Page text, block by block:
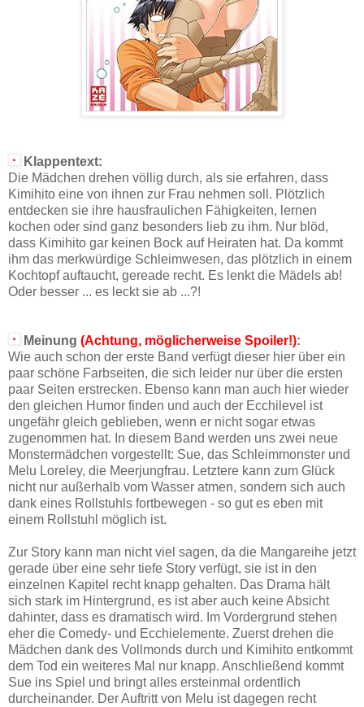
Klappentext:
Die Mädchen drehen völlig durch, als sie erfahren, dass
Kimihito eine von ihnen zur Frau nehmen soll. Plötzlich
entdecken sie ihre hausfraulichen Fähigkeiten, lernen
kochen oder sind ganz besonders lieb zu ihm. Nur blöd,
dass Kimihito gar keinen Bock auf Heiraten hat. Da kommt
ihm das merkwürdige Schleimwesen, das plötzlich in einem
Kochtopf auftaucht, gereade recht. Es lenkt die Mädels ab!
Oder besser ... es leckt sie ab ...?!
Meinung (Achtung, möglicherweise Spoiler!):
Wie auch schon der erste Band verfügt dieser hier über ein
paar schöne Farbseiten, die sich leider nur über die ersten
paar Seiten erstrecken. Ebenso kann man auch hier wieder
den gleichen Humor finden und auch der Ecchilevel ist
ungefähr gleich geblieben, wenn er nicht sogar etwas
zugenommen hat. In diesem Band werden uns zwei neue
Monstermädchen vorgestellt: Sue, das Schleimmonster und
Melu Loreley, die Meerjungfrau. Letztere kann zum Glück
nicht nur außerhalb vom Wasser atmen, sondern sich auch
dank eines Rollstuhls fortbewegen - so gut es eben mit
einem Rollstuhl möglich ist.
Zur Story kann man nicht viel sagen, da die Mangareihe jetzt
gerade über eine sehr tiefe Story verfügt, sie ist in den
einzelnen Kapitel recht knapp gehalten. Das Drama hält
sich stark im Hintergrund, es ist aber auch keine Absicht
dahinter, dass es dramatisch wird. Im Vordergrund stehen
eher die Comedy- und Ecchielemente. Zuerst drehen die
Mädchen dank des Vollmonds durch und Kimihito entkommt
dem Tod ein weiteres Mal nur knapp. Anschließend kommt
Sue ins Spiel und bringt alles ersteinmal ordentlich
durcheinander. Der Auftritt von Melu ist dagegen recht